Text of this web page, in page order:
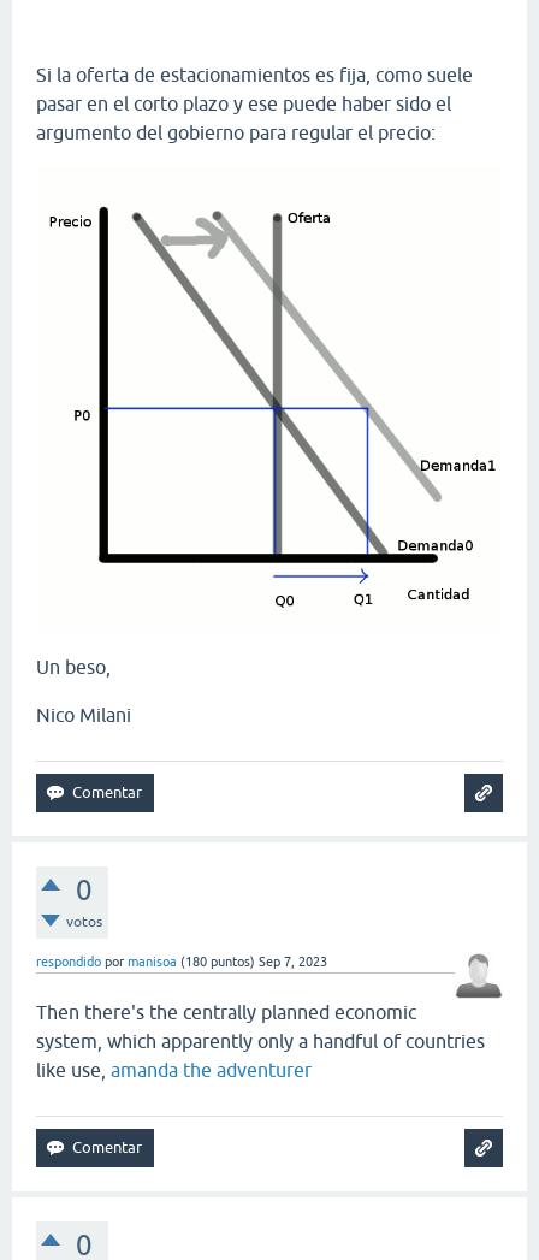
Si la oferta de estacionamientos es fija, como suele
pasar en el corto plazo y ese puede haber sido el
argumento del gobierno para regular el precio:
Un beso,
Nico Milani
0
votos
respondido por manisoa (180 puntos) Sep 7, 2023
Then there's the centrally planned economic
system, which apparently only a handful of countries
like use, amanda the adventurer
0